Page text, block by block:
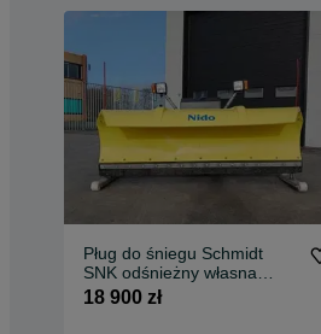
Pług do śniegu Schmidt
SNK odśnieżny własna
hydraulika bus dostawczy
18 900 zł